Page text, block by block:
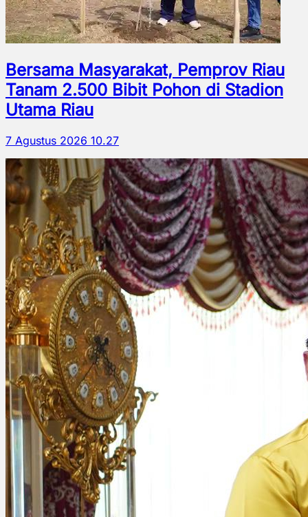
Bersama Masyarakat, Pemprov Riau
Tanam 2.500 Bibit Pohon di Stadion
Utama Riau
7 Agustus 2026 10.27